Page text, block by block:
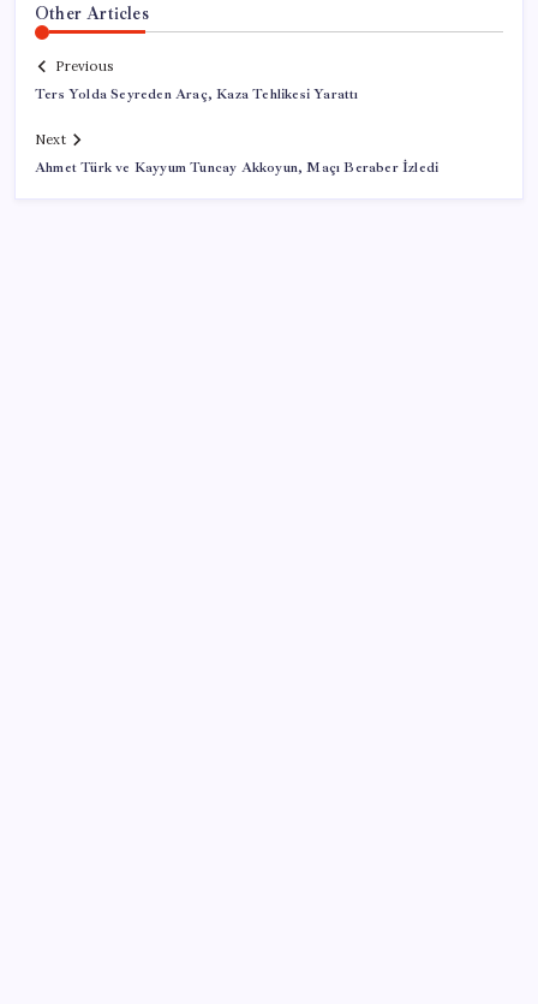
Other Articles
Previous
Ters Yolda Seyreden Araç, Kaza Tehlikesi Yarattı
Next
Ahmet Türk ve Kayyum Tuncay Akkoyun, Maçı Beraber İzledi